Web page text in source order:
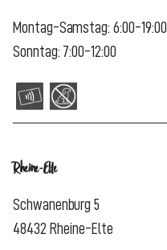
Montag-Samstag: 6:00-19:00
Sonntag: 7:00-12:00
Rheine-Elte
Schwanenburg 5
48432 Rheine-Elte